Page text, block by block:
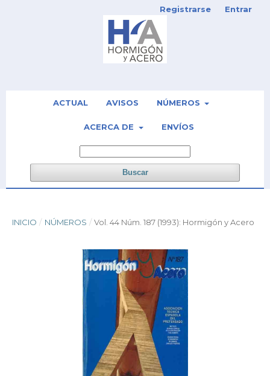
ACTUAL AVISOS NÚMEROS
ACERCA DE ENVÍOS
Buscar
Registrarse Entrar
INICIO / NÚMEROS / Vol. 44 Núm. 187 (1993): Hormigón y Acero